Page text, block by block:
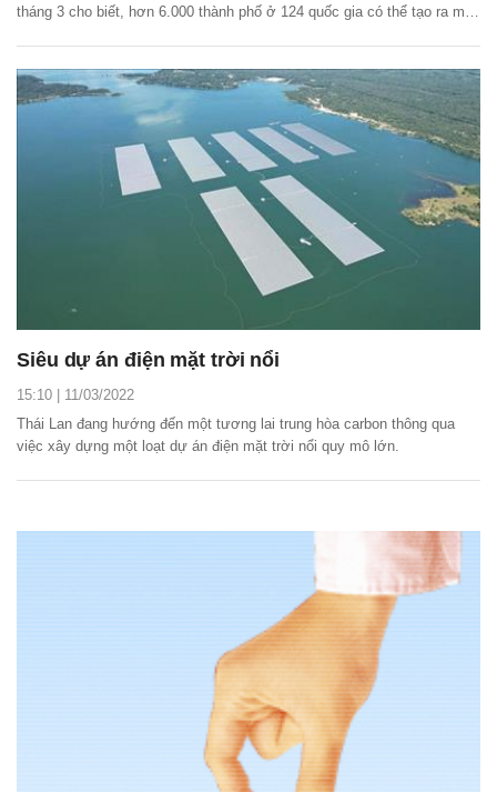
tháng 3 cho biết, hơn 6.000 thành phố ở 124 quốc gia có thể tạo ra một
thực hiện nghiêm túc.
Siêu dự án điện mặt trời nổi
15:10 | 11/03/2022
Thái Lan đang hướng đến một tương lai trung hòa carbon thông qua
việc xây dựng một loạt dự án điện mặt trời nổi quy mô lớn.